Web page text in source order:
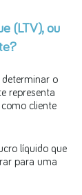
(LTV), ou
o
representa
cliente
líquido que
para uma